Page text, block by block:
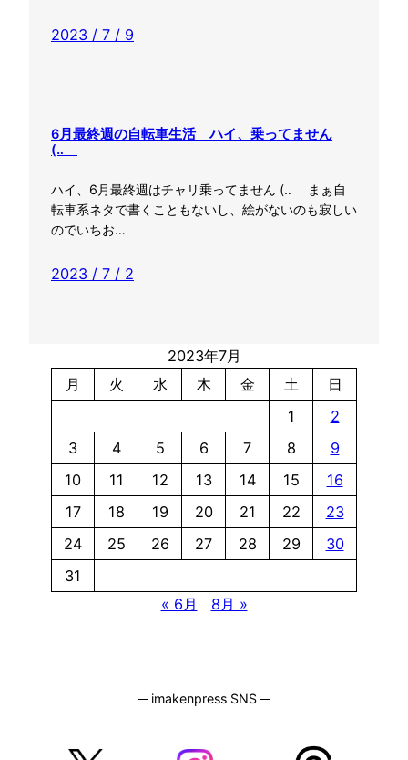
2023 / 7 / 9
6月最終週の自転車生活 ハイ、乗ってません
(‥ゞ
ハイ、6月最終週はチャリ乗ってません (‥ゞ まぁ自
転車系ネタで書くこともないし、絵がないのも寂しい
のでいちお…
2023 / 7 / 2
2023年7月
月
火 水 木 金 土
日
1
2
3
4 5 6 7 8
9
10
11 12 13 14 15
16
17
18 19 20 21 22
23
24
25 26 27 28 29
30
31
« 6月
8月 »
─ imakenpress SNS ─